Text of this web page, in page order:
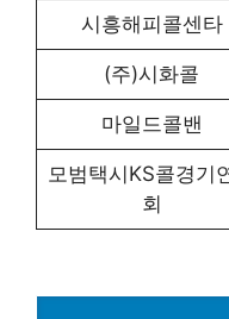
시흥해피콜센타
(주)시화콜
마일드콜밴
모범택시KS콜경기
회